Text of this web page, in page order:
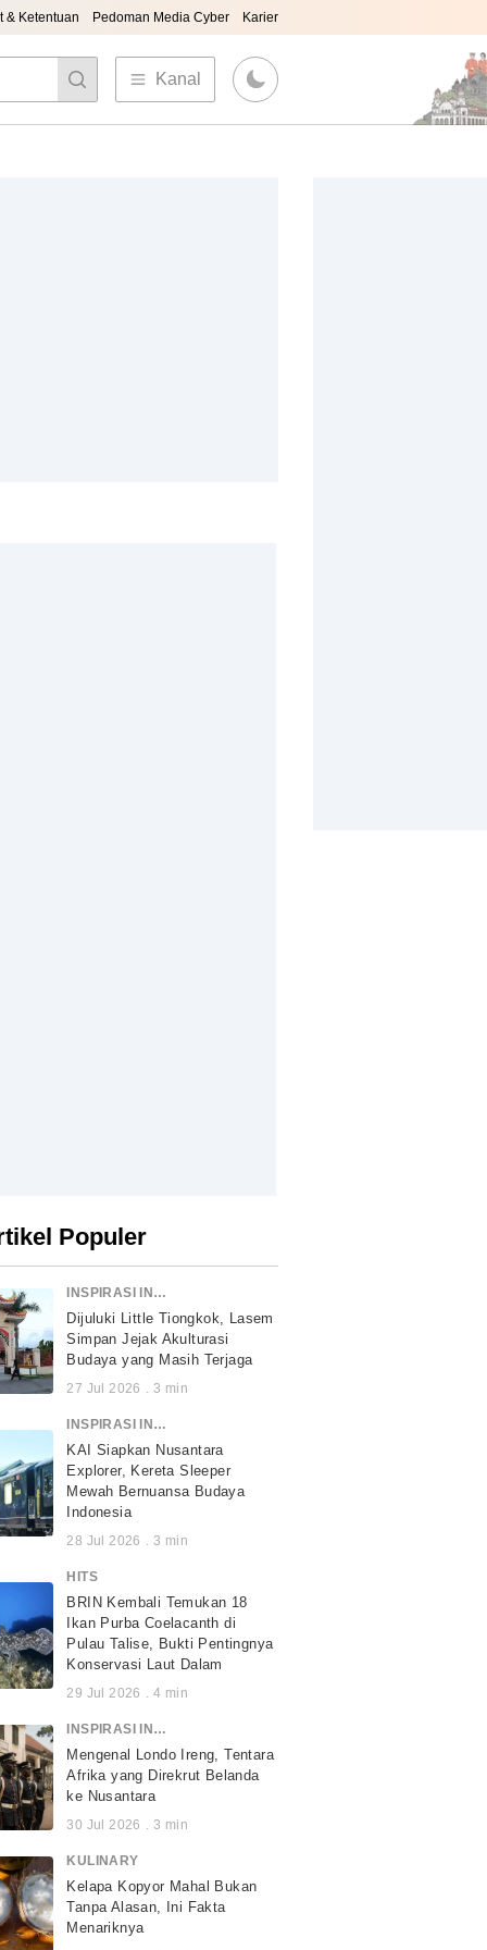
& Ketentuan Pedoman Media Cyber Karier
Kanal
Populer
INSPIRASI INDONESIA
Dijuluki Little Tiongkok, Lasem
Simpan Jejak Akulturasi
Budaya yang Masih Terjaga
27 Jul 2026 . 3 min
INSPIRASI INDONESIA
KAI Siapkan Nusantara
Explorer, Kereta Sleeper
Mewah Bernuansa Budaya
Indonesia
28 Jul 2026 . 3 min
HITS
BRIN Kembali Temukan 18
Ikan Purba Coelacanth di
Pulau Talise, Bukti Pentingnya
Konservasi Laut Dalam
29 Jul 2026 . 4 min
INSPIRASI INDONESIA
Mengenal Londo Ireng, Tentara
Afrika yang Direkrut Belanda
ke Nusantara
30 Jul 2026 . 3 min
KULINARY
Kelapa Kopyor Mahal Bukan
Tanpa Alasan, Ini Fakta
Menariknya